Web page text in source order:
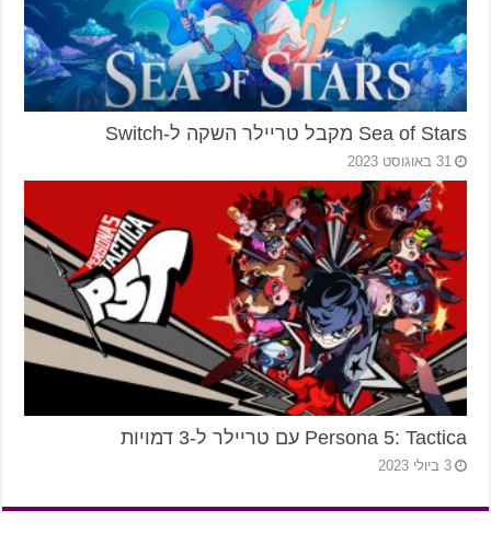
Sea of Stars מקבל טריילר השקה ל-Switch
31 באוגוסט 2023
Persona 5: Tactica עם טריילר ל-3 דמויות
3 ביולי 2023